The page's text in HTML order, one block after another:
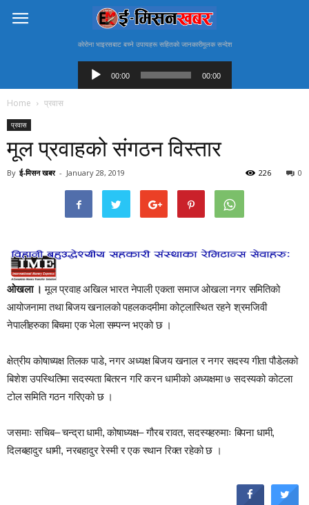
काेराेना भाइरसबाट बच्ने उपायहरू सहितकाे जानकारीमूलक सन्देश
Audio
Player
00:00 00:00
Home प्रवास
प्रवास
मूल प्रवाहको संगठन विस्तार
By ई-मिसन खबर - January 28, 2019 0
226
ओखला । मूल प्रवाह अखिल भारत नेपाली एकता समाज ओखला नगर समितिको
आयोजनामा तथा बिजय खनालको पहलकदमीमा कोट्लास्थित रहने श्रमजिवी
नेपालीहरुका बिचमा एक भेला सम्पन्न भएको छ ।
क्षेत्रीय कोषाध्यक्ष तिलक पाडे, नगर अध्यक्ष बिजय खनाल र नगर सदस्य गीता पौडेलको
बिशेश उपस्थितिमा सदस्यता बितरन गरि करन धामीको अध्यक्षमा ७ सदस्यको कोटला
टोल समिति गठन गरिएको छ ।
जसमाः सचिब– चन्द्रा धामी, कोषाध्यक्ष– गौरब रावत, सदस्यहरुमाः बिपना धामी,
दिलबहादुर धामी, नरबहादुर रेस्मी र एक स्थान रिक्त रहेको छ ।